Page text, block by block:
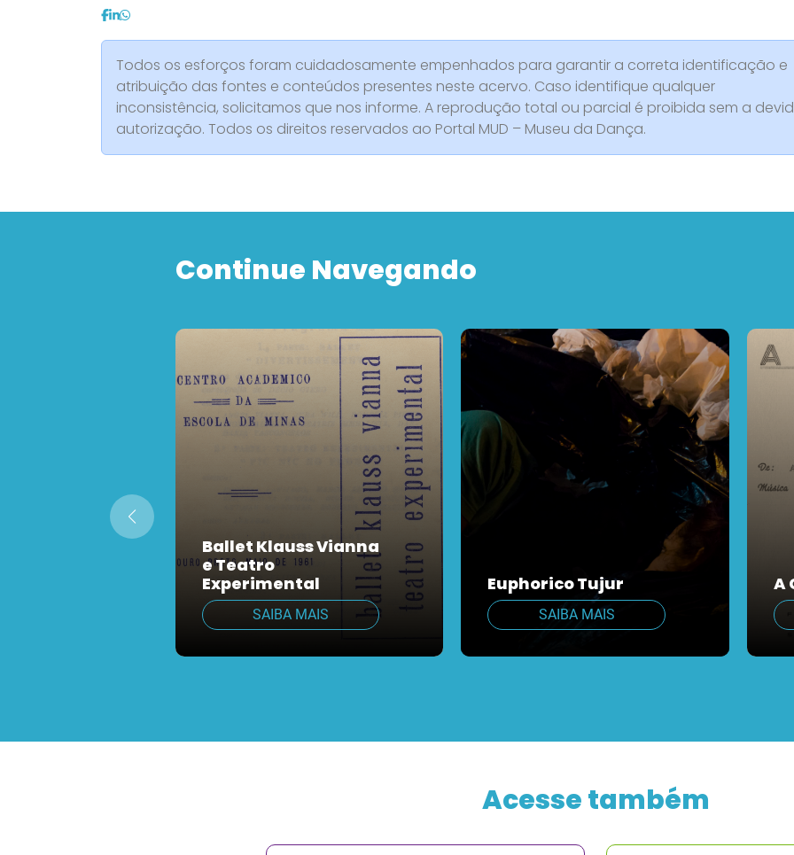
Todos os esforços foram cuidadosamente empenhados para garantir a correta identificação e
atribuição das fontes e conteúdos presentes neste acervo. Caso identifique qualquer
inconsistência, solicitamos que nos informe. A reprodução total ou parcial é proibida sem a
autorização. Todos os direitos reservados ao Portal MUD – Museu da Dança.
Continue Navegando
Ballet Klauss Vianna
e Teatro
Experimental
SAIBA MAIS
Euphorico Tujur
SAIBA MAIS
A
Acesse também